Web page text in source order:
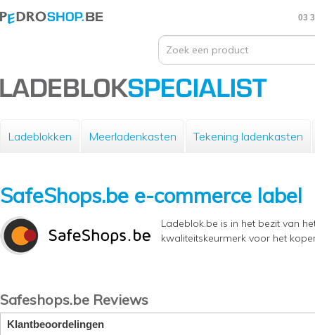
03
Ladeblokken Meerladenkasten Tekening ladenkasten
SafeShops.be e-commerce label
Ladeblok.be is in het bezit van
kwaliteitskeurmerk voor het
Safeshops.be Reviews